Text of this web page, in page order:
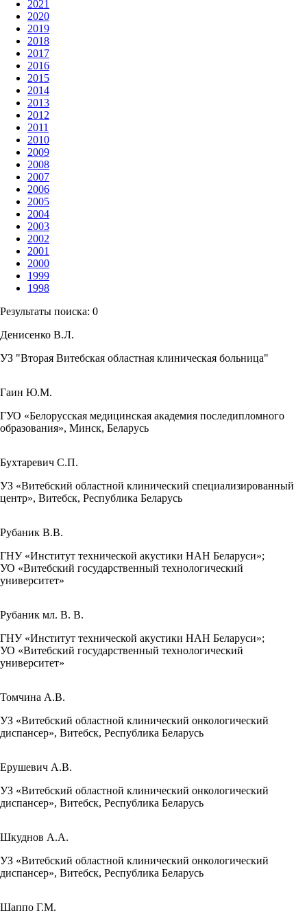
2021
2020
2019
2018
2017
2016
2015
2014
2013
2012
2011
2010
2009
2008
2007
2006
2005
2004
2003
2002
2001
2000
1999
1998
Результаты поиска: 0
Денисенко В.Л.
УЗ "Вторая Витебская областная клиническая больница"
Гаин Ю.М.
ГУО «Белорусская медицинская академия последипломного
образования», Минск, Беларусь
Бухтаревич С.П.
УЗ «Витебский областной клинический специализированный
центр», Витебск, Республика Беларусь
Рубаник В.В.
ГНУ «Институт технической акустики НАН Беларуси»;
УО «Витебский государственный технологический
университет»
Рубаник мл. В. В.
ГНУ «Институт технической акустики НАН Беларуси»;
УО «Витебский государственный технологический
университет»
Томчина А.В.
УЗ «Витебский областной клинический онкологический
диспансер», Витебск, Республика Беларусь
Ерушевич А.В.
УЗ «Витебский областной клинический онкологический
диспансер», Витебск, Республика Беларусь
Шкуднов А.А.
УЗ «Витебский областной клинический онкологический
диспансер», Витебск, Республика Беларусь
Шаппо Г.М.